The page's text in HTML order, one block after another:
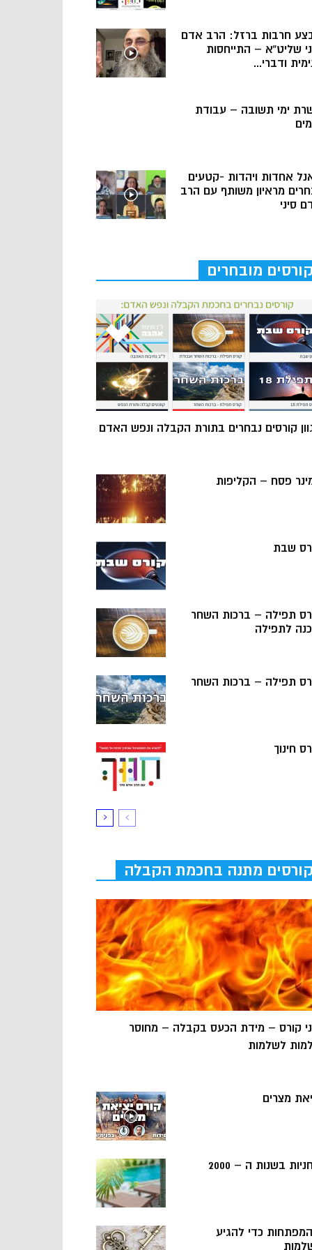
חרבות ברזל: הרב אדם
שליט”א – התייחסות
ודברי...
ימי תשובה – עבודת
אחדות ויהדות -קטעים
מראיון משותף עם הרב
סיני
קורסים מובחרים
קורסים נבחרים בתורת הקבלה ונפש האדם
פסח – הקליפות
שבת
תפילה – ברכות השחר
לתפילה
תפילה – ברכות השחר
חינוך
קורסים מתנה בחכמת הקבלה
קורס – מידת הכעס בקבלה – מחוסר
לשלמות
מצרים
בשנות ה – 2000
5 המפתחות כדי להגיע